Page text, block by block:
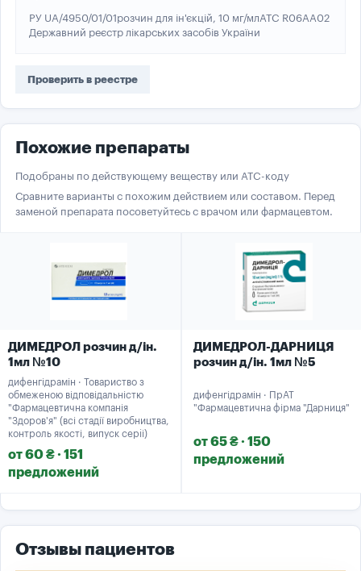
РУ UA/4950/01/01розчин для ін'єкцій, 10 мг/млATC R06AA02
Державний реєстр лікарських засобів України
Проверить в реестре
Похожие препараты
Подобраны по действующему веществу или ATC-коду
Сравните варианты с похожим действием или составом. Перед
заменой препарата посоветуйтесь с врачом или фармацевтом.
ДИМЕДРОЛ розчин д/ін.
1мл №10
дифенгідрамін · Товариство з
обмеженою відповідальністю
"Фармацевтична компанія
"Здоров'я" (всі стадії виробництва,
контроль якості, випуск серiі)
от 60 ₴ · 151
предложений
ДИМЕДРОЛ-ДАРНИЦЯ
розчин д/ін. 1мл №5
дифенгідрамін · ПрАТ
"Фармацевтична фірма "Дарниця"
от 65 ₴ · 150
предложений
Отзывы пациентов